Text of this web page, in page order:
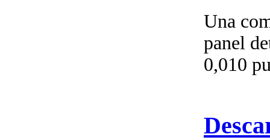
Una
panel
0,010